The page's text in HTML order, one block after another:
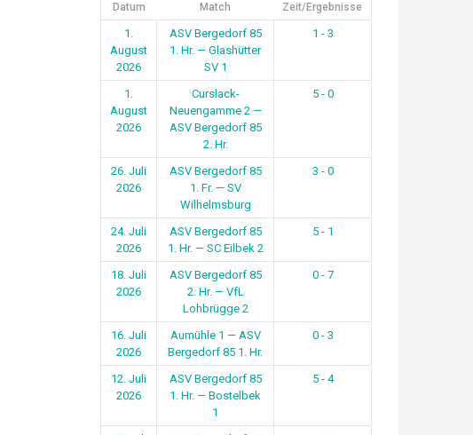
Datum Match Zeit/Ergebnisse
1.
August
2026
ASV Bergedorf 85
1. Hr. — Glashütter
SV 1
1 - 3
1.
August
2026
Curslack-
Neuengamme 2 —
ASV Bergedorf 85
2. Hr.
5 - 0
26. Juli
2026
ASV Bergedorf 85
1. Fr. — SV
Wilhelmsburg
3 - 0
24. Juli
2026
ASV Bergedorf 85
1. Hr. — SC Eilbek 2
5 - 1
18. Juli
2026
ASV Bergedorf 85
2. Hr. — VfL
Lohbrügge 2
0 - 7
16. Juli
2026
Aumühle 1 — ASV
Bergedorf 85 1. Hr.
0 - 3
12. Juli
2026
ASV Bergedorf 85
1. Hr. — Bostelbek
1
5 - 4